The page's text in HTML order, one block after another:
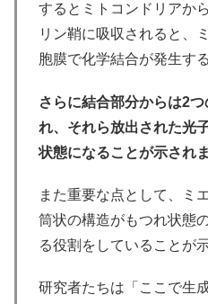
するとミトコンドリアか
リン鞘に吸収されると、
胞膜で化学結合が発生す
さらに結合部分からは2
れ、それら放出された光
状態になることが示されま
また重要な点として、ミ
筒状の構造がもつれ状態
る役割をしていることが
研究者たちは「ここで生